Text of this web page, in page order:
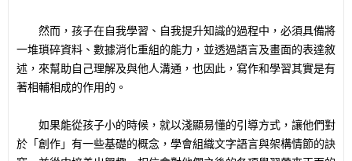
然而，孩子在自我學習、自我提升知識的過程中，必須具備將
一堆瑣碎資料、數據消化重組的能力，並透過語言及畫面的表達敘
述，來幫助自己理解及與他人溝通，也因此，寫作和學習其實是有
著相輔相成的作用的。
如果能從孩子小的時候，就以淺顯易懂的引導方式，讓他們對
於「創作」有一些基礎的概念，學會組織文字語言與架構情節的訣